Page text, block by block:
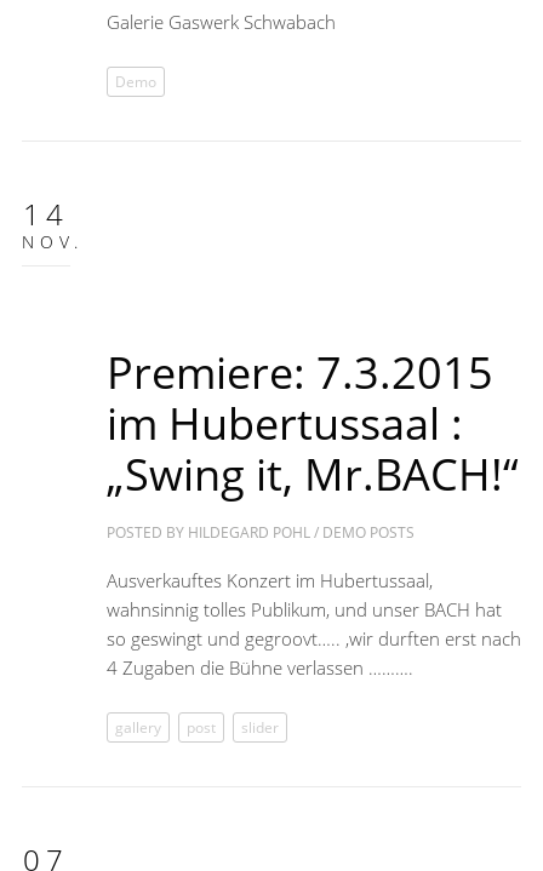
Galerie Gaswerk Schwabach
Demo
14
NOV.
Premiere: 7.3.2015
im Hubertussaal :
„Swing it, Mr.BACH!“
POSTED BY HILDEGARD POHL/ DEMO POSTS
Ausverkauftes Konzert im Hubertussaal,
wahnsinnig tolles Publikum, und unser BACH hat
so geswingt und gegroovt….. ,wir durften erst nach
4 Zugaben die Bühne verlassen ……….
gallery post slider
07